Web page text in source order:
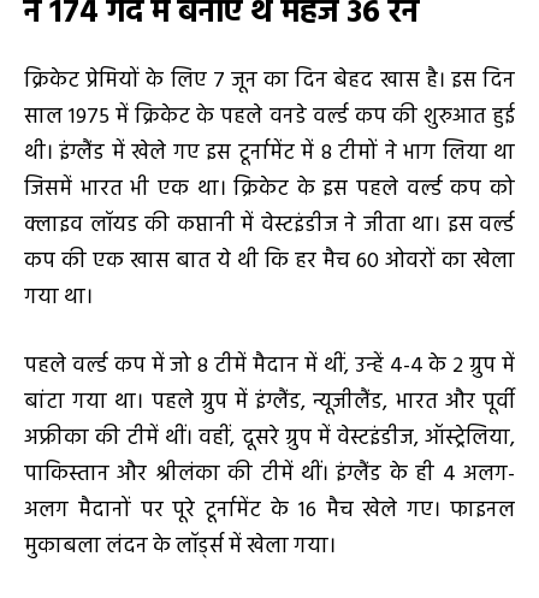
ने 174 गेंद में बनाए थे महज 36 रन
क्रिकेट प्रेमियों के लिए 7 जून का दिन बेहद खास है। इस दिन
साल 1975 में क्रिकेट के पहले वनडे वर्ल्ड कप की शुरुआत हुई
थी। इंग्लैंड में खेले गए इस टूर्नामेंट में 8 टीमों ने भाग लिया था
जिसमें भारत भी एक था। क्रिकेट के इस पहले वर्ल्ड कप को
क्लाइव लॉयड की कप्तानी में वेस्टइंडीज ने जीता था। इस वर्ल्ड
कप की एक खास बात ये थी कि हर मैच 60 ओवरों का खेला
गया था।
पहले वर्ल्ड कप में जो 8 टीमें मैदान में थीं, उन्हें 4-4 के 2 ग्रुप में
बांटा गया था। पहले ग्रुप में इंग्लैंड, न्यूजीलैंड, भारत और पूर्वी
अफ्रीका की टीमें थीं। वहीं, दूसरे ग्रुप में वेस्टइंडीज, ऑस्ट्रेलिया,
पाकिस्तान और श्रीलंका की टीमें थीं। इंग्लैंड के ही 4 अलग-
अलग मैदानों पर पूरे टूर्नामेंट के 16 मैच खेले गए। फाइनल
मुकाबला लंदन के लॉर्ड्स में खेला गया।